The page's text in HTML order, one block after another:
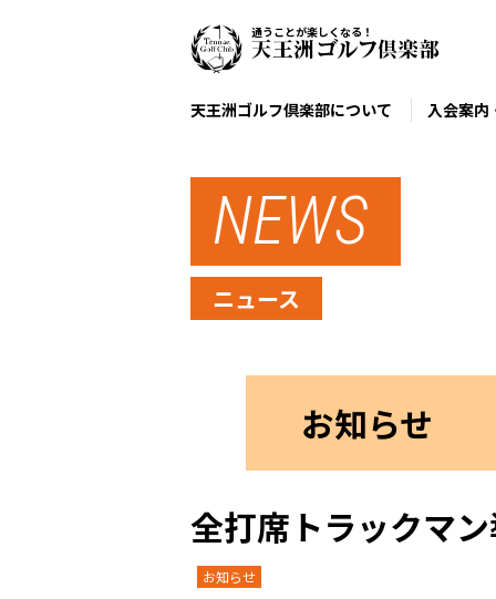
通うことが楽しくなる！
天王洲ゴルフ倶楽部について 入会案内
NEWS
ニュース
お知らせ
全打席トラックマ
お知らせ